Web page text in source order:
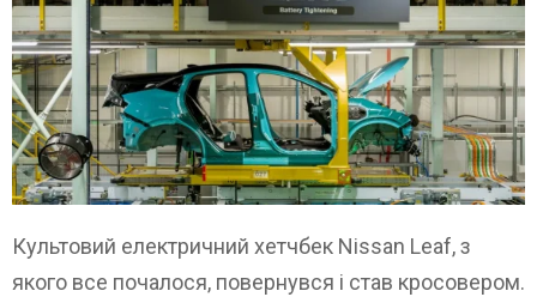
Культовий електричний хетчбек Nissan Leaf, з
якого все почалося, повернувся і став кросовером.